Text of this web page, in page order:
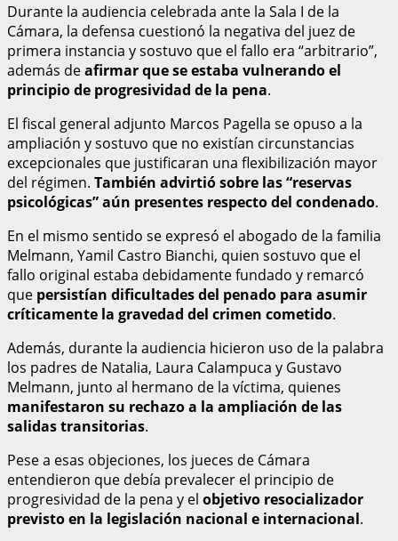
Durante la audiencia celebrada ante la Sala I de la
Cámara, la defensa cuestionó la negativa del juez de
primera instancia y sostuvo que el fallo era “arbitrario”,
además deafirmar que se estaba vulnerando el
principio de progresividad de la pena.
El fiscal general adjunto Marcos Pagella se opuso a la
ampliación y sostuvo que no existían circunstancias
excepcionales que justificaran una flexibilización mayor
del régimen. También advirtió sobre las “reservas
psicológicas” aún presentes respecto del condenado.
En el mismo sentido se expresó el abogado de la familia
Melmann, Yamil Castro Bianchi, quien sostuvo que el
fallo original estaba debidamente fundado y remarcó
que persistían dificultades del penado para asumir
críticamente la gravedad del crimen cometido.
Además, durante la audiencia hicieron uso de la palabra
los padres de Natalia, Laura Calampuca y Gustavo
Melmann, junto al hermano de la víctima, quienes
manifestaron su rechazo a la ampliación de las
salidas transitorias.
Pese a esas objeciones, los jueces de Cámara
entendieron que debía prevalecer el principio de
progresividad de la pena y el objetivo resocializador
previsto en la legislación nacional e internacional.